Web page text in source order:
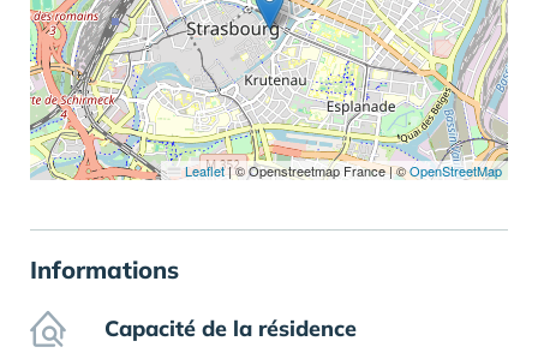
Leaflet|© Openstreetmap France | ©OpenStreetMap
Informations
Capacité de la résidence